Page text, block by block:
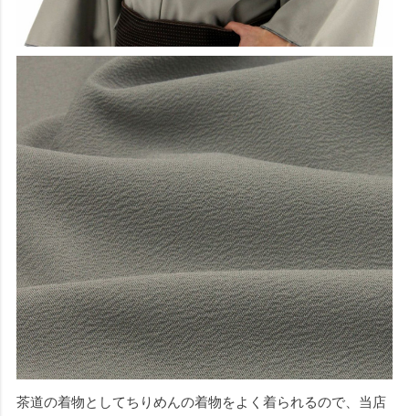
茶道の着物としてちりめんの着物をよく着られるので、当店